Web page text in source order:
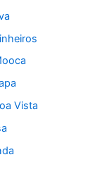
Vista